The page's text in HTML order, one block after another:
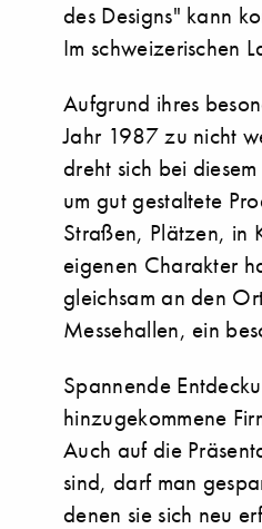
des Designs" kann
Im schweizerischen
Aufgrund ihres
Jahr 1987 zu nicht
dreht sich bei
um gut gestaltete
Straßen, Plätzen, in
eigenen Charakter
gleichsam an den
Messehallen, ein
Spannende
hinzugekommene
Auch auf die
sind, darf man
denen sie sich neu